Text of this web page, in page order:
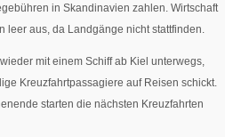
in Skandinavien zahlen. Wirtschaft
leer aus, da Landgänge nicht stattfinden.
mit einem Schiff ab Kiel unterwegs,
Kreuzfahrtpassagiere auf Reisen schickt.
starten die nächsten Kreuzfahrten